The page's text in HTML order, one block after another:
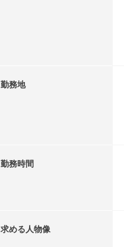
勤務地
勤務時間
求める人物像